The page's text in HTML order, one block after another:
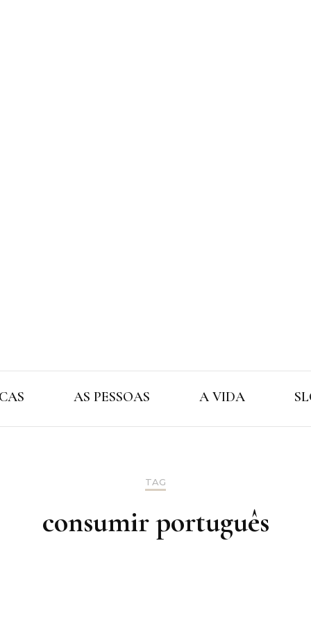
Cristina
AS PESSOAS A VIDA
TAG
consumir português